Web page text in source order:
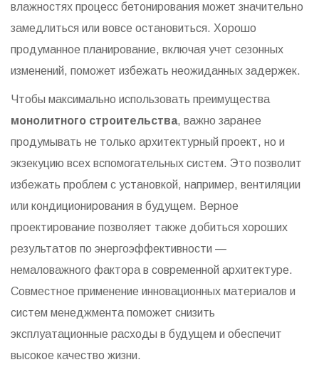
влажностях процесс бетонирования может значительно
замедлиться или вовсе остановиться. Хорошо
продуманное планирование, включая учет сезонных
изменений, поможет избежать неожиданных задержек.
Чтобы максимально использовать преимущества
монолитного строительства, важно заранее
продумывать не только архитектурный проект, но и
экзекуцию всех вспомогательных систем. Это позволит
избежать проблем с установкой, например, вентиляции
или кондиционирования в будущем. Верное
проектирование позволяет также добиться хороших
результатов по энергоэффективности —
немаловажного фактора в современной архитектуре.
Совместное применение инновационных материалов и
систем менеджмента поможет снизить
эксплуатационные расходы в будущем и обеспечит
высокое качество жизни.